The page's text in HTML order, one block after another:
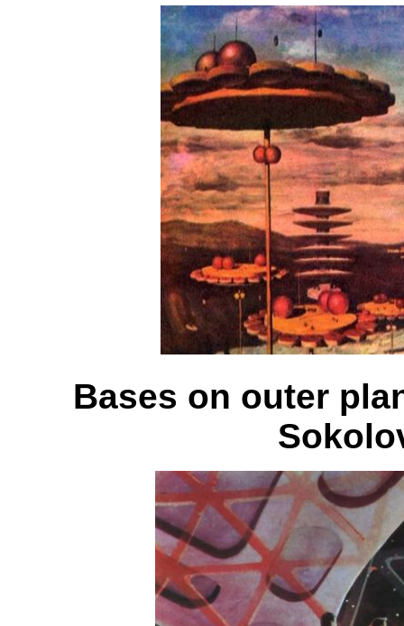
Bases on outer